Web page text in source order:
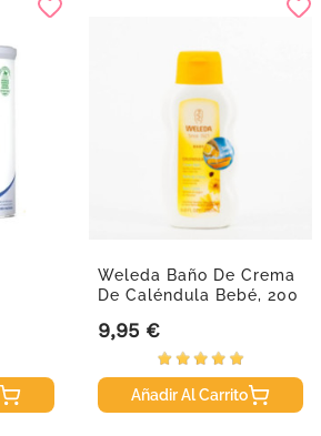
Weleda Baño De Crema
De Caléndula Bebé, 200
Precio
9,95 €
Añadir Al Carrito